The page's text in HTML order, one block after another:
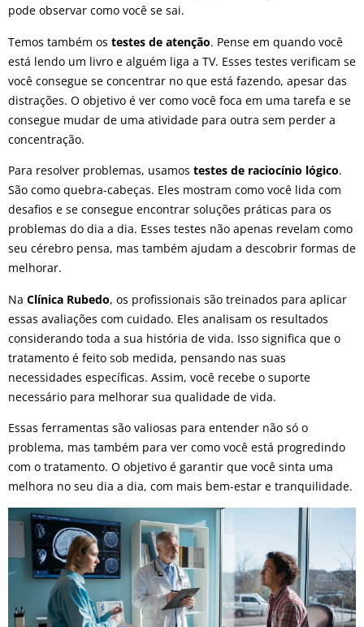
pode observar como você se sai.
Temos também os testes de atenção. Pense em quando você
está lendo um livro e alguém liga a TV. Esses testes verificam se
você consegue se concentrar no que está fazendo, apesar das
distrações. O objetivo é ver como você foca em uma tarefa e se
consegue mudar de uma atividade para outra sem perder a
concentração.
Para resolver problemas, usamos testes de raciocínio lógico.
São como quebra-cabeças. Eles mostram como você lida com
desafios e se consegue encontrar soluções práticas para os
problemas do dia a dia. Esses testes não apenas revelam como
seu cérebro pensa, mas também ajudam a descobrir formas de
melhorar.
Na Clínica Rubedo, os profissionais são treinados para aplicar
essas avaliações com cuidado. Eles analisam os resultados
considerando toda a sua história de vida. Isso significa que o
tratamento é feito sob medida, pensando nas suas
necessidades específicas. Assim, você recebe o suporte
necessário para melhorar sua qualidade de vida.
Essas ferramentas são valiosas para entender não só o
problema, mas também para ver como você está progredindo
com o tratamento. O objetivo é garantir que você sinta uma
melhora no seu dia a dia, com mais bem-estar e tranquilidade.